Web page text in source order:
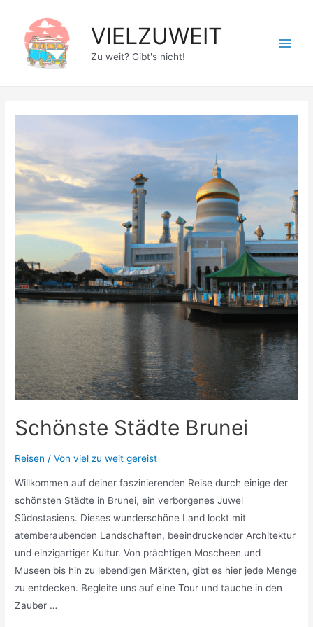
springen
VIELZUWEIT
Zu weit? Gibt's nicht!
Schönste Städte Brunei
Reisen / Vonviel zu weit gereist
Willkommen auf deiner faszinierenden Reise durch einige der
schönsten Städte in Brunei, ein verborgenes Juwel
Südostasiens. Dieses wunderschöne Land lockt mit
atemberaubenden Landschaften, beeindruckender Architektur
und einzigartiger Kultur. Von prächtigen Moscheen und
Museen bis hin zu lebendigen Märkten, gibt es hier jede Menge
zu entdecken. Begleite uns auf eine Tour und tauche in den
Zauber …